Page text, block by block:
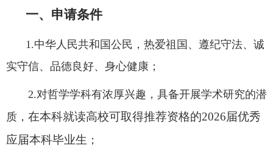
一、申请条件
1.中华人民共和国公民，热爱祖国、遵纪守法、诚
实守信、品德良好、身心健康；
2.对哲学学科有浓厚兴趣，具备开展学术研究的潜
质， 在本科就读高校可取得推荐资格的2026届优秀
应届本科毕业生 ；